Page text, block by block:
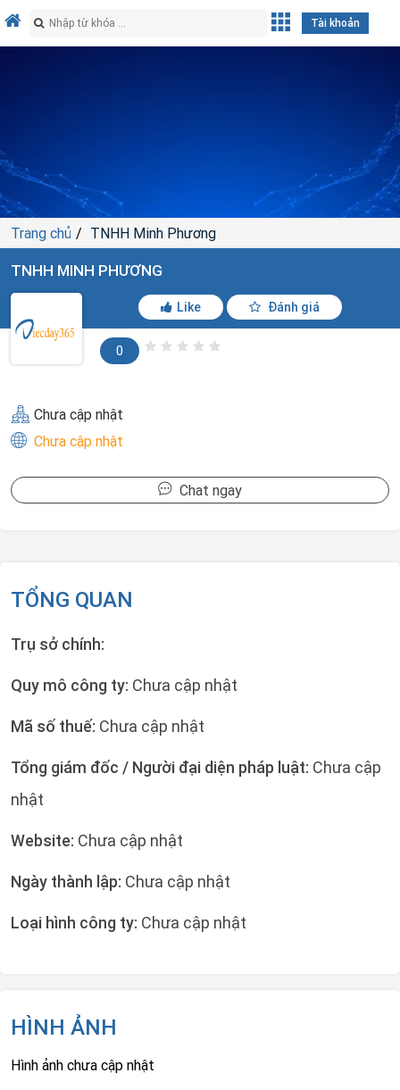
Tài khoản
Trang chủ TNHH Minh Phương
TNHH MINH PHƯƠNG
Like Đánh giá
0
Chưa cập nhật
Chưa cập nhật
Chat ngay
TỔNG QUAN
Trụ sở chính:
Quy mô công ty: Chưa cập nhật
Mã số thuế: Chưa cập nhật
Tổng giám đốc / Người đại diện pháp luật: Chưa cập
nhật
Website: Chưa cập nhật
Ngày thành lập: Chưa cập nhật
Loại hình công ty: Chưa cập nhật
HÌNH ẢNH
Hình ảnh chưa cập nhật